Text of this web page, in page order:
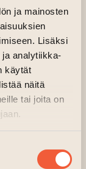
ja mainosten
Lisäksi
analytiikka-
käytät
näitä
tai joita on
Fugue